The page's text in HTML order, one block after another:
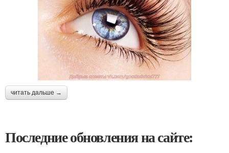
читать дальше →
Последние обновления на сайте: